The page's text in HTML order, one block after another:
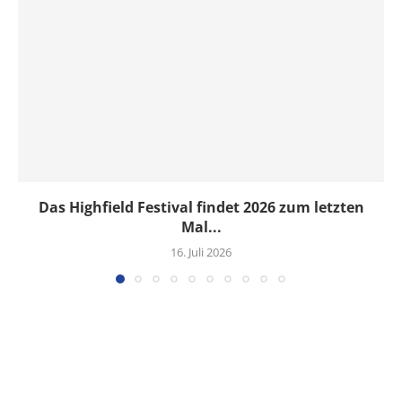
Das Highfield Festival findet 2026 zum letzten
Mal...
16. Juli 2026